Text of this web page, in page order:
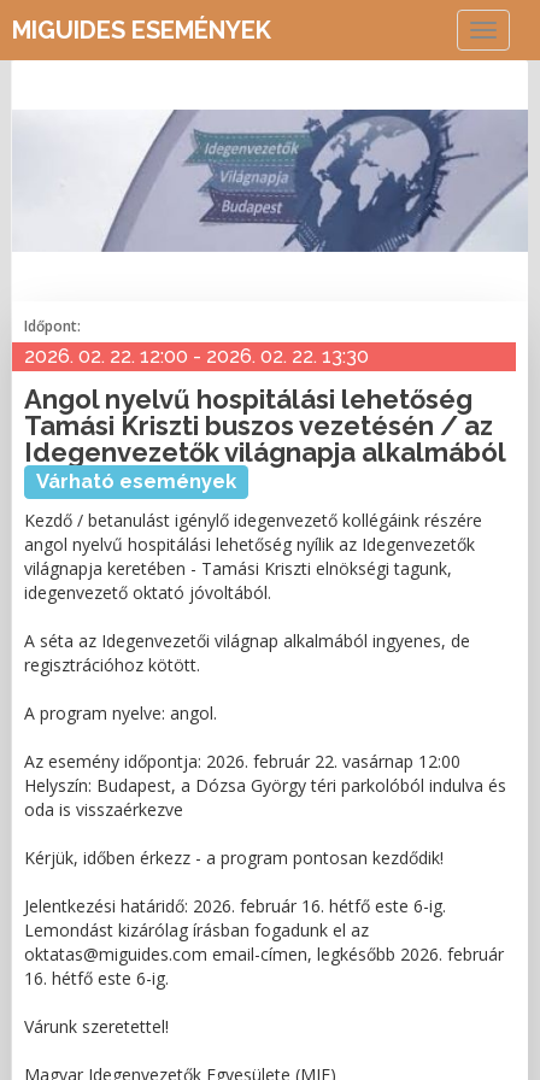
Toggle
MIGUIDES ESEMÉNYEK
Időpont:
2026. 02. 22. 12:00 - 2026. 02. 22. 13:30
Angol nyelvű hospitálási lehetőség
Tamási Kriszti buszos vezetésén / az
Idegenvezetők világnapja alkalmából
Várható események
Kezdő / betanulást igénylő idegenvezető kollégáink részére
angol nyelvű hospitálási lehetőség nyílik az Idegenvezetők
világnapja keretében - Tamási Kriszti elnökségi tagunk,
idegenvezető oktató jóvoltából.
A séta az Idegenvezetői világnap alkalmából ingyenes, de
regisztrációhoz kötött.
A program nyelve: angol.
Az esemény időpontja: 2026. február 22. vasárnap 12:00
Helyszín: Budapest, a Dózsa György téri parkolóból indulva és
oda is visszaérkezve
Kérjük, időben érkezz - a program pontosan kezdődik!
Jelentkezési határidő: 2026. február 16. hétfő este 6-ig.
Lemondást kizárólag írásban fogadunk el az
oktatas@miguides.com email-címen, legkésőbb 2026. február
16. hétfő este 6-ig.
Várunk szeretettel!
Magyar Idegenvezetők Egyesülete (MIE)